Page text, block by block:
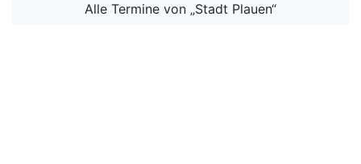
Alle Termine von „Stadt Plauen“